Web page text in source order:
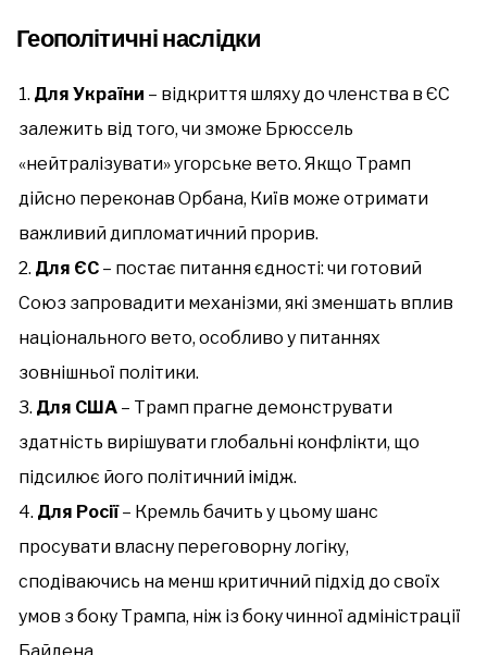
Геополітичні наслідки
Для України – відкриття шляху до членства в ЄС
залежить від того, чи зможе Брюссель
«нейтралізувати» угорське вето. Якщо Трамп
дійсно переконав Орбана, Київ може отримати
важливий дипломатичний прорив.
Для ЄС – постає питання єдності: чи готовий
Союз запровадити механізми, які зменшать вплив
національного вето, особливо у питаннях
зовнішньої політики.
Для США – Трамп прагне демонструвати
здатність вирішувати глобальні конфлікти, що
підсилює його політичний імідж.
Для Росії– Кремль бачить у цьому шанс
просувати власну переговорну логіку,
сподіваючись на менш критичний підхід до своїх
умов з боку Трампа, ніж із боку чинної адміністрації